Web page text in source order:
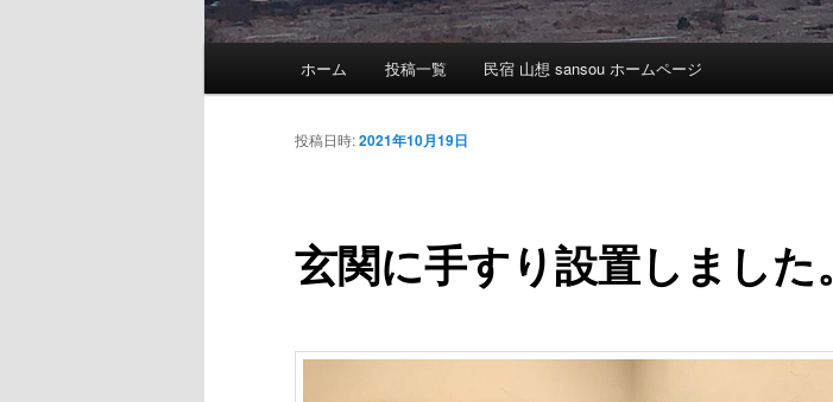
メ
イ
コ
テ
ホーム 投稿一覧 民宿 山想 sansou ホームページ
玄関に手すり設置しました。
投稿日時:2021年10月19日